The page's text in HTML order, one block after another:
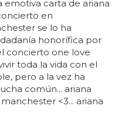
emotiva carta de ariana
en
se lo ha
honorífica por
concierto one love
toda la vida con el
pero a la vez ha
común... ariana
<3... ariana